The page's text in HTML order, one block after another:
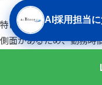
AI採用担当に
特にホテルや旅館の清掃
側面があるため、勤務時
休2日以上が確保されて